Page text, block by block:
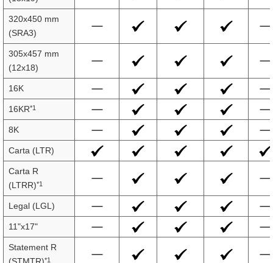
320x450 mm
(SRA3)
305x457 mm
(12x18)
16K
16KR*1
8K
Carta (LTR)
Carta R
(LTRR)*1
Legal (LGL)
11"x17"
Statement R
*1